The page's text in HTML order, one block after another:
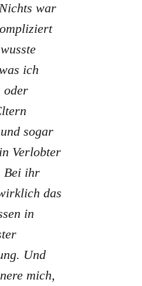
war
ich
oder
sogar
Verlobter
Bei ihr
das
in
Und
mich,